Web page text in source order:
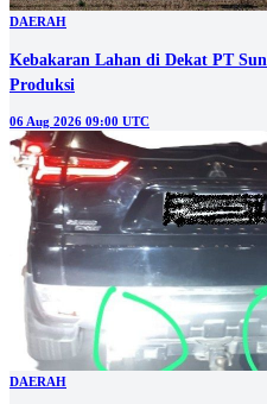
DAERAH
Kebakaran Lahan di Dekat PT
Produksi
06 Aug 2026 09:00 UTC
DAERAH